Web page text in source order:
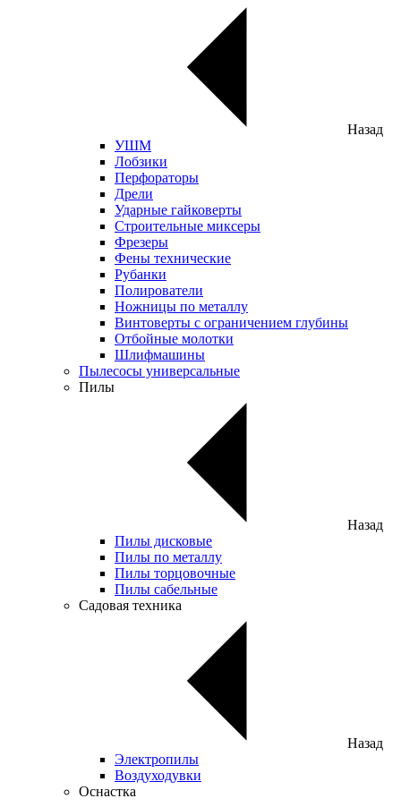
Назад
УШМ
Лобзики
Перфораторы
Дрели
Ударные гайковерты
Строительные миксеры
Фрезеры
Фены технические
Рубанки
Полирователи
Ножницы по металлу
Винтоверты с ограничением глубины
Отбойные молотки
Шлифмашины
Пылесосы универсальные
Пилы
Назад
Пилы дисковые
Пилы по металлу
Пилы торцовочные
Пилы сабельные
Садовая техника
Назад
Электропилы
Воздуходувки
Оснастка